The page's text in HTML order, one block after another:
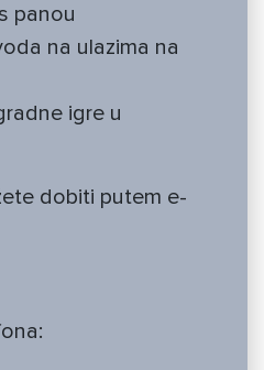
panou
na ulazima na
igre u
dobiti putem e-